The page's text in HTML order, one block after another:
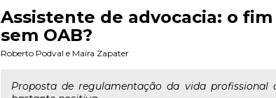
Assistente de advocacia: o
sem OAB?
Roberto Podval e Maíra Zapater
Proposta de regulamentação da vida